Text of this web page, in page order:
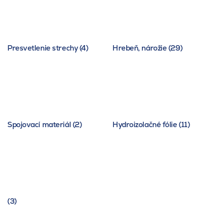
Presvetlenie strechy (4) Hrebeň, nárožie (29)
Spojovací materiál (2) Hydroizolačné fólie (11)
(3)